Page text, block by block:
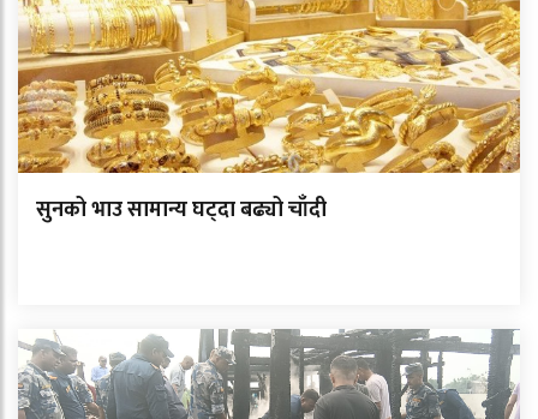
सुनको भाउ सामान्य घट्दा बढ्यो चाँदी